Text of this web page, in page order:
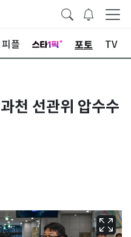
피플 포토 TV
천 선관위 압수수